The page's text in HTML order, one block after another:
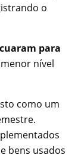
o
para
nível
como um
bens usados